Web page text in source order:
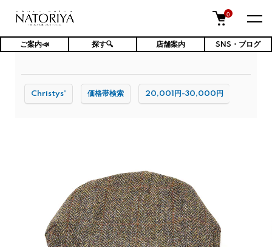
0
ご案内📣 探す🔍 店舗案内 SNS・ブログ
TOP ファッション小物・雑貨
Christys' 価格帯検索 20,001円-30,000円